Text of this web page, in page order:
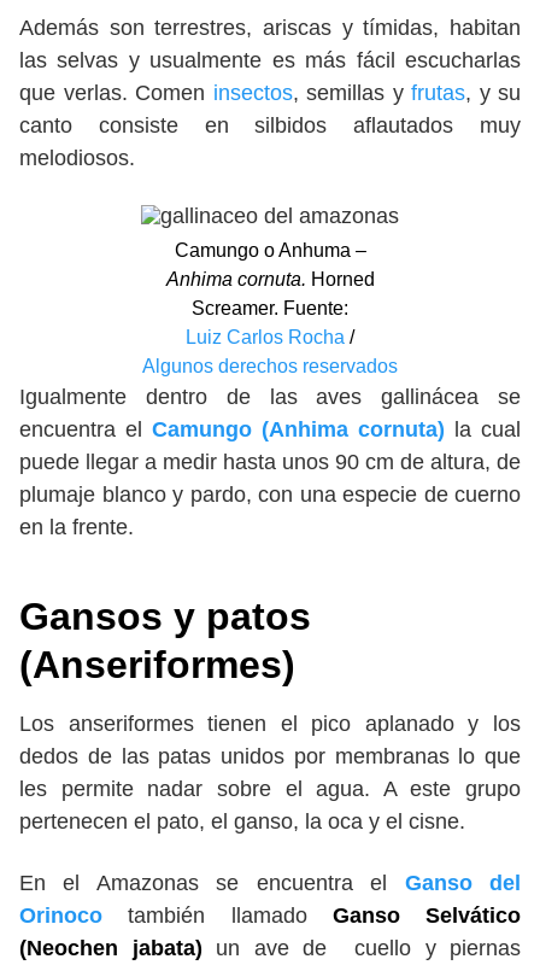
Además son terrestres, ariscas y tímidas, habitan
las selvas y usualmente es más fácil escucharlas
que verlas. Comen insectos, semillas y frutas, y su
canto consiste en silbidos aflautados muy
melodiosos.
Camungo o Anhuma –
Anhima cornuta. Horned
Screamer. Fuente:
Luiz Carlos Rocha /
Algunos derechos reservados
Igualmente dentro de las aves gallinácea se
encuentra el Camungo (Anhima cornuta) la cual
puede llegar a medir hasta unos 90 cm de altura, de
plumaje blanco y pardo, con una especie de cuerno
en la frente.
Gansos y patos
(Anseriformes)
Los anseriformes tienen el pico aplanado y los
dedos de las patas unidos por membranas lo que
les permite nadar sobre el agua. A este grupo
pertenecen el pato, el ganso, la oca y el cisne.
En el Amazonas se encuentra el Ganso del
Orinocotambién llamadoGanso Selvático
(Neochen jabata) un ave de cuello y piernas